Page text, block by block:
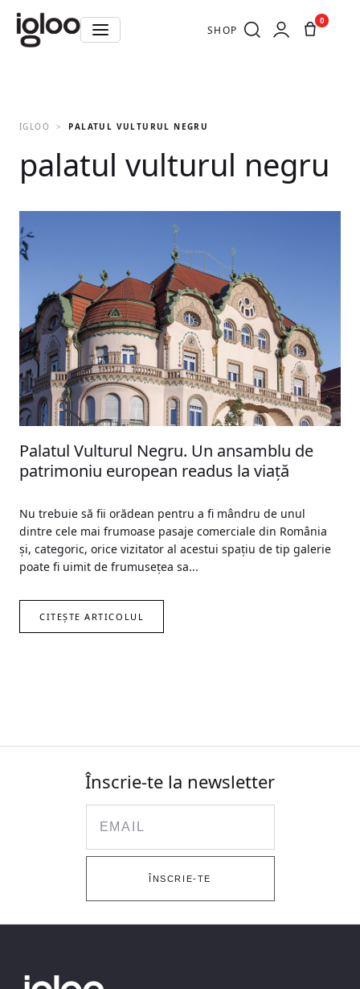
SHOP
0
IGLOO PALATUL VULTURUL NEGRU
palatul vulturul negru
Palatul Vulturul Negru. Un ansamblu de
patrimoniu european readus la viață
Nu trebuie să fii orădean pentru a fi mândru de unul
dintre cele mai frumoase pasaje comerciale din România
și, catego­ric, orice vizitator al acestui spațiu de tip galerie
poate fi uimit de frumusețea sa...
CITEȘTE ARTICOLUL
Înscrie-te la newsletter
ÎNSCRIE-TE